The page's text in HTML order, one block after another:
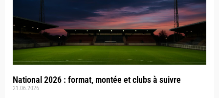
National 2026 : format, montée et clubs à suivre
21.06.2026